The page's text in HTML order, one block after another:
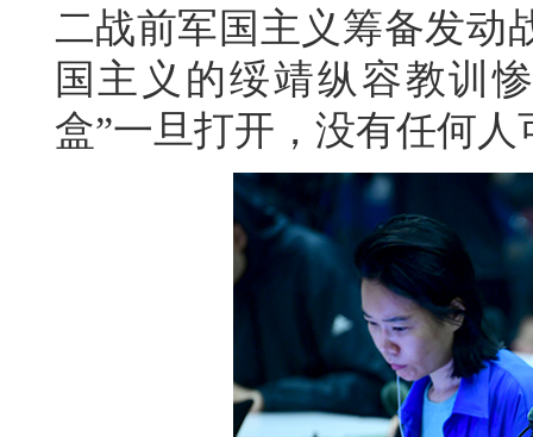
二战前军国主义筹备发动
国主义的绥靖纵容教训
盒”一旦打开，没有任何